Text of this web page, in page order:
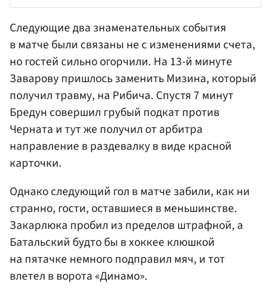
Следующие два знаменательных события
в матче были связаны не с изменениями счета,
но гостей сильно огорчили. На 13-й минуте
Заваровупришлось заменить Мизина, который
получил травму, на Рибича. Спустя 7 минут
Бредун совершил грубый подкат против
Черната и тут же получил от арбитра
направление в раздевалку в виде красной
карточки.
Однако следующий гол в матче забили, как ни
странно, гости, оставшиеся в меньшинстве.
Закарлюка пробил из пределов штрафной, а
Батальский будто бы в хоккее клюшкой
на пятачке немного подправил мяч, и тот
влетел в ворота «Динамо».